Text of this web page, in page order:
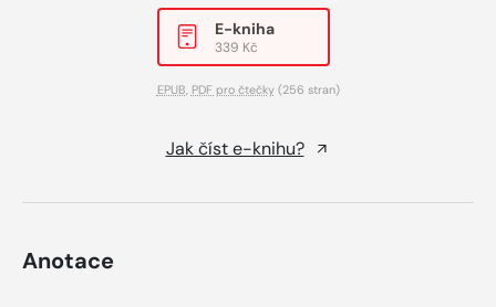
E-kniha
339 Kč
EPUB PDF pro čtečky(256 stran)
Jak číst e-knihu?
Anotace